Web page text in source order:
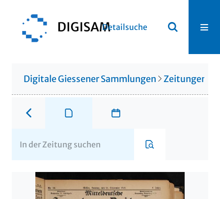
Detailsuche
Digitale Giessener Sammlungen Zeitungen